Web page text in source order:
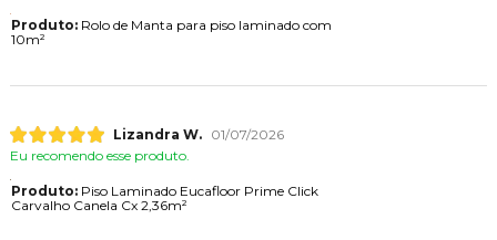
Produto:Rolo de Manta para piso laminado com
10m²
Lizandra W.
01/07/2026
Eu recomendo esse produto.
Produto:Piso Laminado Eucafloor Prime Click
Carvalho Canela Cx 2,36m²